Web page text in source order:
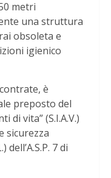
metri
una struttura
obsoleta e
igienico
è
preposto del
di vita” (S.I.A.V.)
sicurezza
dell’A.S.P. 7 di